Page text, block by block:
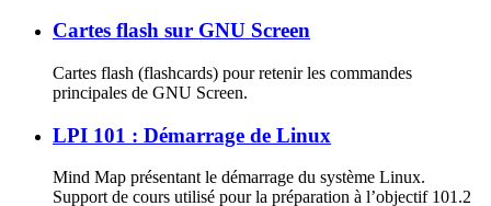
Cartes flash sur GNU Screen
Cartes flash (flashcards) pour retenir les commandes
principales de GNU Screen.
LPI 101 : Démarrage de Linux
Mind Map présentant le démarrage du système Linux.
Support de cours utilisé pour la préparation à l’objectif 101.2